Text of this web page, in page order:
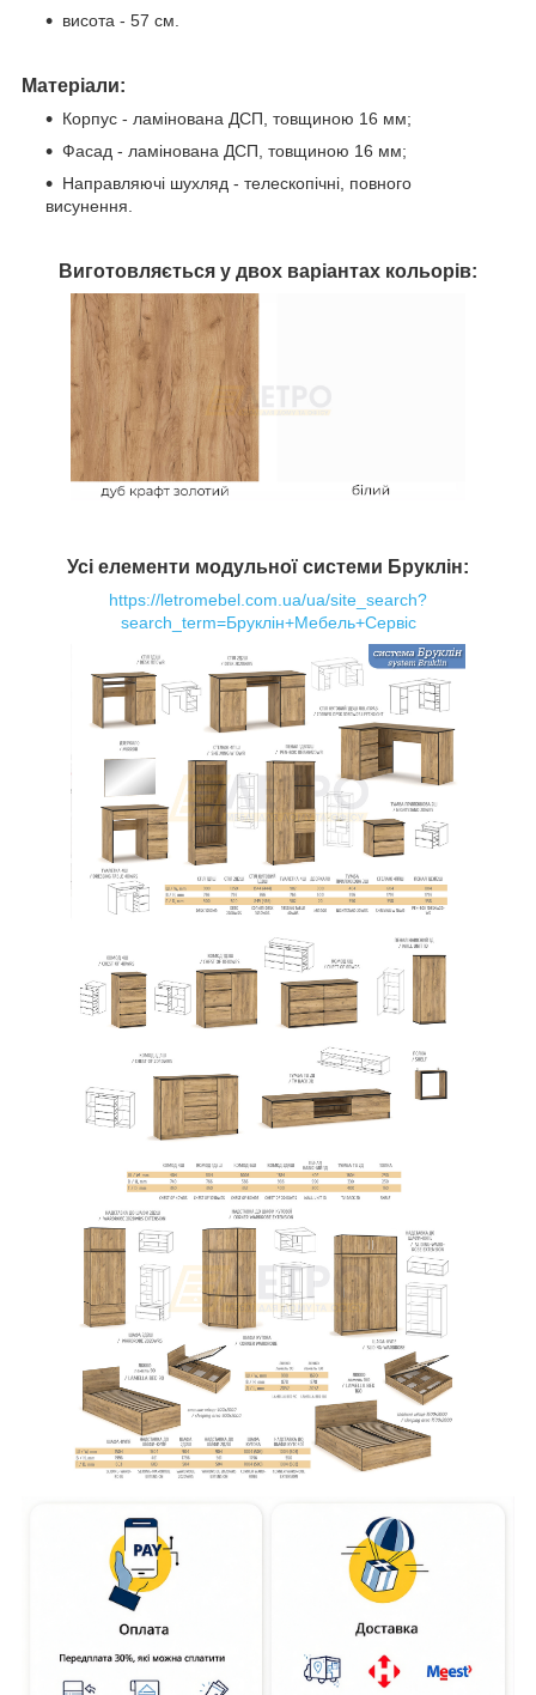
висота - 57 см.
Матеріали:
Корпус - ламінована ДСП, товщиною 16 мм;
Фасад - ламінована ДСП, товщиною 16 мм;
Направляючі шухляд - телескопічні, повного
висунення.
Виготовляється у двох варіантах кольорів:
Усі елементи модульної системи Бруклін:
https://letromebel.com.ua/ua/site_search?
search_term=Бруклін+Мебель+Сервіс